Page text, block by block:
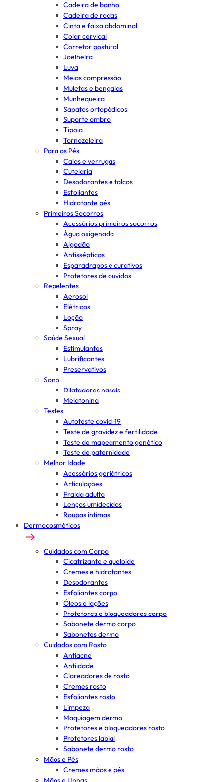
Cadeira de banho
Cadeira de rodas
Cinta e faixa abdominal
Colar cervical
Corretor postural
Joelheira
Luva
Meias compressão
Muletas e bengalas
Munhequeira
Sapatos ortopédicos
Suporte ombro
Tipoia
Tornozeleira
Para os Pés
Calos e verrugas
Cutelaria
Desodorantes e talcos
Esfoliantes
Hidratante pés
Primeiros Socorros
Acessórios primeiros socorros
Água oxigenada
Algodão
Antissépticos
Esparadrapos e curativos
Protetores de ouvidos
Repelentes
Aerosol
Elétricos
Loção
Spray
Saúde Sexual
Estimulantes
Lubrificantes
Preservativos
Sono
Dilatadores nasais
Melatonina
Testes
Autoteste covid-19
Teste de gravidez e fertilidade
Teste de mapeamento genético
Teste de paternidade
Melhor Idade
Acessórios geriátricos
Articulações
Fralda adulto
Lenços umidecidos
Roupas íntimas
Dermocosméticos
Cuidados com Corpo
Cicatrizante e queloide
Cremes e hidratantes
Desodorantes
Esfoliantes corpo
Óleos e loções
Protetores e bloqueadores corpo
Sabonete dermo corpo
Sabonetes dermo
Cuidados com Rosto
Antiacne
Antiidade
Clareadores de rosto
Cremes rosto
Esfoliantes rosto
Limpeza
Maquiagem dermo
Protetores e bloqueadores rosto
Protetores labial
Sabonete dermo rosto
Mãos e Pés
Cremes mãos e pés
Mãos e Unhas